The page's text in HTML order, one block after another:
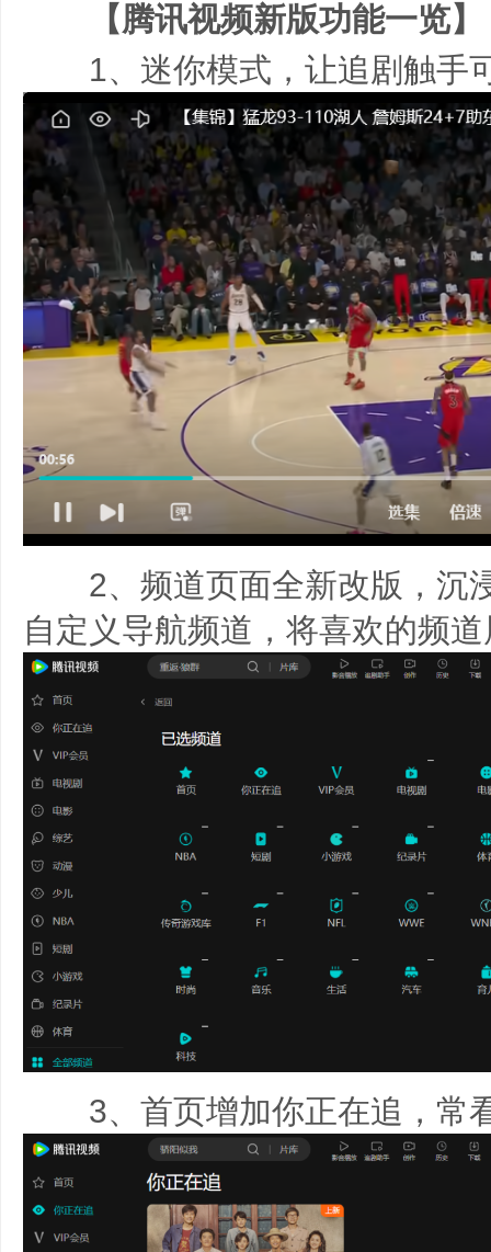
【腾讯视频新版功能一览】
1、迷你模式，让追剧触手
2、频道页面全新改版，沉
自定义导航频道，将喜欢的频
3、首页增加你正在追，常